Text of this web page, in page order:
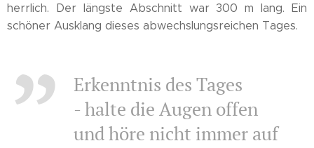
herrlich. Der längste Abschnitt war 300 m lang. Ein
schöner Ausklang dieses abwechslungsreichen Tages.
Erkenntnis des Tages
- halte die Augen offen
und höre nicht immer auf